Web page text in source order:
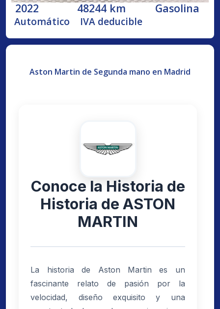
2022 48244 km Gasolina
Automático IVA deducible
Aston Martin de Segunda mano en Madrid
Conoce la Historia de
Historia de ASTON
MARTIN
La historia de Aston Martin es un
fascinante relato de pasión por la
velocidad, diseño exquisito y una